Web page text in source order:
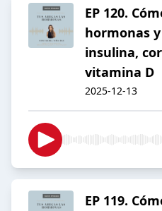
EP 120.
hormonas
insulina,
vitamina D
2025-12-13
EP 119.